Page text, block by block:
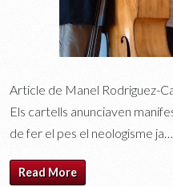
Article de Manel Rodriguez-
Els cartells anunciaven
de fer el pes el neologisme ja…
Read More